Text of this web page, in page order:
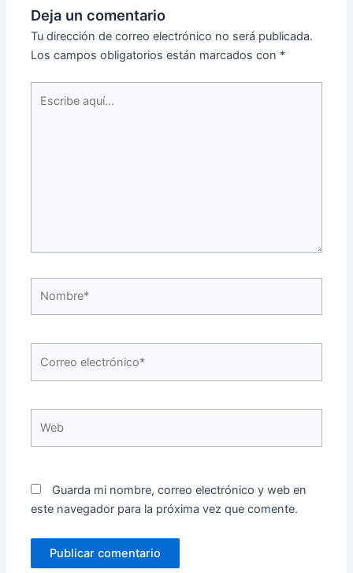
Deja un comentario
Tu dirección de correo electrónico no será publicada.
Los campos obligatorios están marcados con *
aquí...
electrónico*
Guarda mi nombre, correo electrónico y web en
este navegador para la próxima vez que comente.